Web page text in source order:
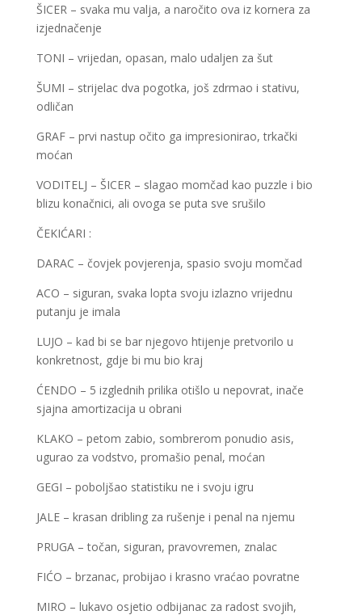
ŠICER – svaka mu valja, a naročito ova iz kornera za
izjednačenje
TONI – vrijedan, opasan, malo udaljen za šut
ŠUMI – strijelac dva pogotka, još zdrmao i stativu,
odličan
GRAF – prvi nastup očito ga impresionirao, trkački
moćan
VODITELJ – ŠICER – slagao momčad kao puzzle i bio
blizu konačnici, ali ovoga se puta sve srušilo
ČEKIĆARI :
DARAC – čovjek povjerenja, spasio svoju momčad
ACO – siguran, svaka lopta svoju izlazno vrijednu
putanju je imala
LUJO – kad bi se bar njegovo htijenje pretvorilo u
konkretnost, gdje bi mu bio kraj
ĆENDO – 5 izglednih prilika otišlo u nepovrat, inače
sjajna amortizacija u obrani
KLAKO – petom zabio, sombrerom ponudio asis,
ugurao za vodstvo, promašio penal, moćan
GEGI – poboljšao statistiku ne i svoju igru
JALE – krasan dribling za rušenje i penal na njemu
PRUGA – točan, siguran, pravovremen, znalac
FIĆO – brzanac, probijao i krasno vraćao povratne
MIRO – lukavo osjetio odbijanac za radost svojih,